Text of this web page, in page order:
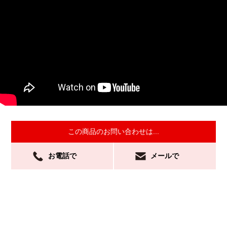
この商品のお問い合わせは...
お電話で メールで